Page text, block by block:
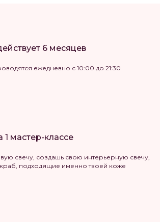
6 месяцев
ежедневно с 10:00 до 21:30
1 мастер-классе
свечу, создашь свою интерьерную свечу,
подходящие именно твоей коже